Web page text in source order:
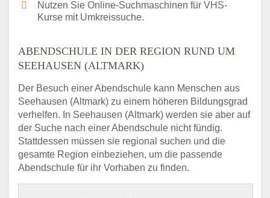
Nutzen Sie Online-Suchmaschinen für VHS-
Kurse mit Umkreissuche.
ABENDSCHULE IN DER REGION RUND UM
SEEHAUSEN (ALTMARK)
Der Besuch einer Abendschule kann Menschen aus
Seehausen (Altmark) zu einem höheren Bildungsgrad
verhelfen. In Seehausen (Altmark) werden sie aber auf
der Suche nach einer Abendschule nicht fündig.
Stattdessen müssen sie regional suchen und die
gesamte Region einbeziehen, um die passende
Abendschule für ihr Vorhaben zu finden.